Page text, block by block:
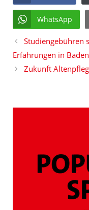
WhatsApp
Studiengebühren
Erfahrungen in
Zukunft